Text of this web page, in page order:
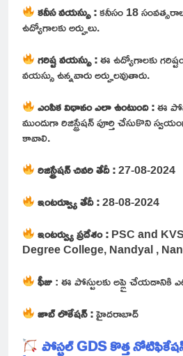
కనీస వయస్సు :కనీసం 18
ఉద్యోగాలకు అర్హులు.
గరిష్ట వయస్సు :ఈ ఉద్యోగాలకు
వయస్సు ఉన్నవారు అర్హులవుతారు.
ఎంపిక విధానం ఎలా ఉంటుంది :ఈ
ముందుగా రిజిస్ట్రేషన్ పూర్తి చేసుకొని
కావాలి.
రిజిస్ట్రేషన్ చివరి తేదీ :27-08-2024
ఇంటర్వ్యూ తేదీ :28-08-2024
ఇంటర్వ్యు ప్రదేశం :PSC and
Degree College, Nandyal ,
ఫీజు: ఈ పోస్టులకు అప్లై చేయడానికి
జాబ్ లొకేషన్ :హైదరాబాద్
పోస్టల్ GDS కొత్త